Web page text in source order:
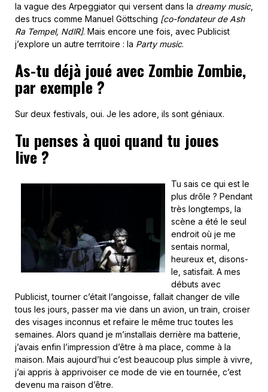
la vague des Arpeggiator qui versent dans la dreamy music,
des trucs comme Manuel Göttsching [co-fondateur de Ash
Ra Tempel, NdlR]. Mais encore une fois, avec Publicist
j’explore un autre territoire : la Party music.
As-tu déjà joué avec Zombie Zombie,
par exemple ?
Sur deux festivals, oui. Je les adore, ils sont géniaux.
Tu penses à quoi quand tu joues
live ?
Tu sais ce qui est le
plus drôle ? Pendant
très longtemps, la
scène a été le seul
endroit où je me
sentais normal,
heureux et, disons-
le, satisfait. A mes
débuts avec
Publicist, tourner c’était l’angoisse, fallait changer de ville
tous les jours, passer ma vie dans un avion, un train, croiser
des visages inconnus et refaire le même truc toutes les
semaines. Alors quand je m’installais derrière ma batterie,
j’avais enfin l’impression d’être à ma place, comme à la
maison. Mais aujourd’hui c’est beaucoup plus simple à vivre,
j’ai appris à apprivoiser ce mode de vie en tournée, c’est
devenu ma raison d’être.